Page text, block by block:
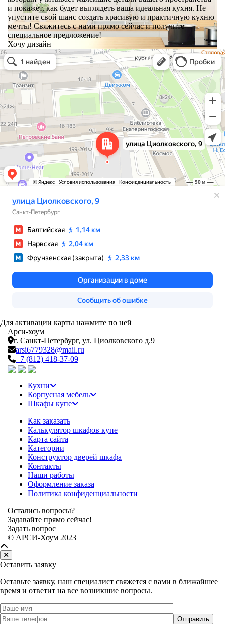
и покажет, как будет выглядеть ваша идеальная кухня. Не
упустите свой шанс создать красивую и практичную кухню
мечты! Свяжитесь с нами прямо сейчас и получите
специальное предложение!
Хочу дизайн
Для активации карты нажмите по ней
Арси-хоум
г. Санкт-Петербург, ул. Циолковского д.9
arsi6779328@mail.ru
+7 (812) 418-37-09
Кухни
Корпусная мебель
Шкафы купе
Как заказать
Калькулятор шкафов купе
Карта сайта
Категории
Конструктор дверей шкафа
Контакты
Наши работы
Оформление заказа
Политика конфиденциальности
Остались вопросы?
Задавайте прямо сейчас!
Задать вопрос
© АРСИ-Хоум 2023
Оставить заявку
Оставьте заявку, наш специалист свяжется с вами в ближайшее
время и ответит на все возникшие вопросы.